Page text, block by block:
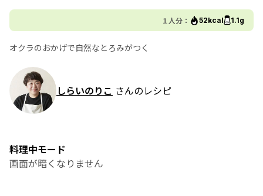
１人分： 52kcal 1.1g
オクラのおかげで自然なとろみがつく
しらいのりこ さんのレシピ
料理中モード
画面が暗くなりません